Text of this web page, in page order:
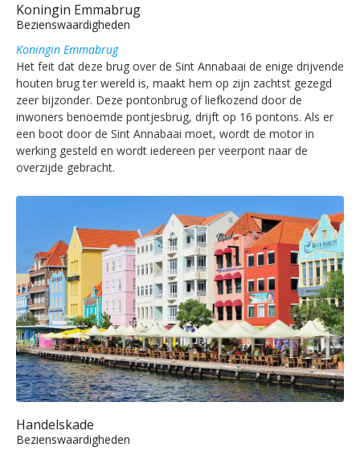
Koningin Emmabrug
Bezienswaardigheden
Koningin Emmabrug
Het feit dat deze brug over de Sint Annabaai de enige drijvende
houten brug ter wereld is, maakt hem op zijn zachtst gezegd
zeer bijzonder. Deze pontonbrug of liefkozend door de
inwoners benoemde pontjesbrug, drijft op 16 pontons. Als er
een boot door de Sint Annabaai moet, wordt de motor in
werking gesteld en wordt iedereen per veerpont naar de
overzijde gebracht.
Handelskade
Bezienswaardigheden